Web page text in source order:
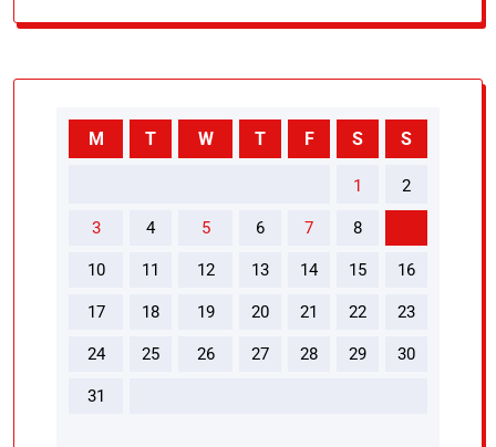
M T W T F S S
1 2
3 4 5 6 7 8
10 11 12 13 14 15 16
17 18 19 20 21 22 23
24 25 26 27 28 29 30
31